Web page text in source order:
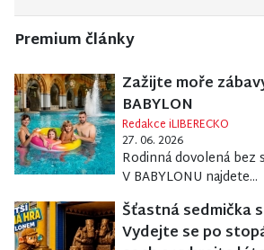
Premium články
Zažijte moře
BABYLON
Redakce iLIBERECKO
27. 06. 2026
Rodinná dovolená bez
V BABYLONU najdete...
Šťastná sedmička
Vydejte se po